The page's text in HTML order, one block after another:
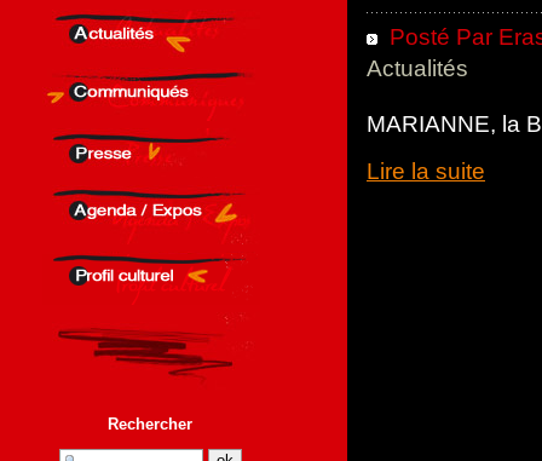
Rechercher
Posté Par
Actualités
MARIANNE, la
Lire la suite